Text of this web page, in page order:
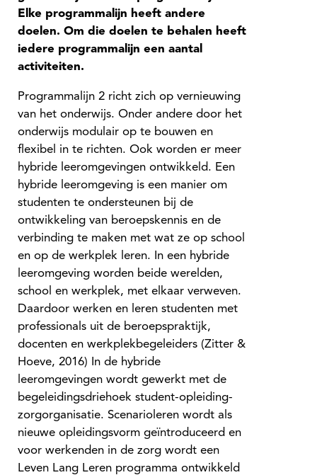
Elke programmalijn heeft andere
doelen. Om die doelen te behalen heeft
iedere programmalijn een aantal
activiteiten.
Programmalijn 2 richt zich op vernieuwing
van het onderwijs. Onder andere door het
onderwijs modulair op te bouwen en
flexibel in te richten. Ook worden er meer
hybride leeromgevingen ontwikkeld. Een
hybride leeromgeving is een manier om
studenten te ondersteunen bij de
ontwikkeling van beroepskennis en de
verbinding te maken met wat ze op school
en op de werkplek leren. In een hybride
leeromgeving worden beide werelden,
school en werkplek, met elkaar verweven.
Daardoor werken en leren studenten met
professionals uit de beroepspraktijk,
docenten en werkplekbegeleiders (Zitter &
Hoeve, 2016) In de hybride
leeromgevingen wordt gewerkt met de
begeleidingsdriehoek student-opleiding-
zorgorganisatie. Scenarioleren wordt als
nieuwe opleidingsvorm geïntroduceerd en
voor werkenden in de zorg wordt een
Leven Lang Leren programma ontwikkeld